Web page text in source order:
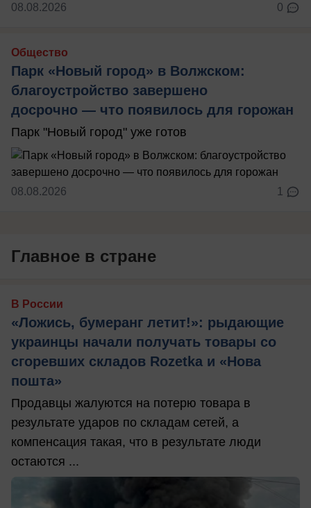
08.08.2026 0
Общество
Парк «Новый город» в Волжском:
благоустройство завершено
досрочно — что появилось для горожан
Парк "Новый город" уже готов
08.08.2026 1
Главное в стране
В России
«Ложись, бумеранг летит!»: рыдающие
украинцы начали получать товары со
сгоревших складов Rozetka и «Нова
пошта»
Продавцы жалуются на потерю товара в
результате ударов по складам сетей, а
компенсация такая, что в результате люди
остаются ...